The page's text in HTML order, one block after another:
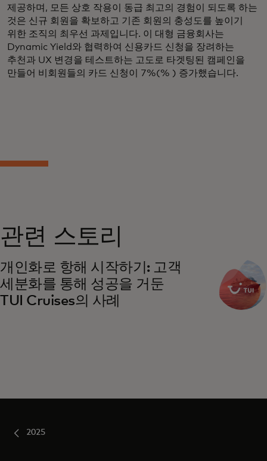
제공하며, 모든 상호 작용이 동급 최고의 경험이 되도록 하는
것은 신규 회원을 확보하고 기존 회원의 충성도를 높이기
위한 조직의 최우선 과제입니다. 이 대형 금융회사는
Dynamic Yield와 협력하여 신용카드 신청을 장려하는
추천과 UX 변경을 테스트하는 고도로 타겟팅된 캠페인을
만들어 비회원들의 카드 신청이 7%(% ) 증가했습니다.
관련 스토리
개인화로 항해 시작하기: 고객
세분화를 통해 성공을 거둔
TUI Cruises의 사례
2025